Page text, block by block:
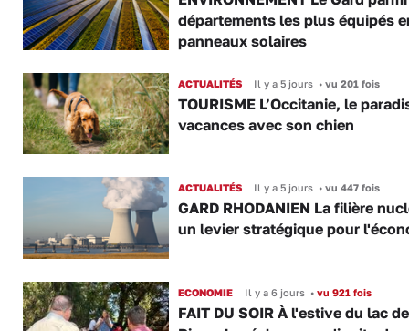
départements les plus équipés
panneaux solaires
ACTUALITÉS Il y a 5 jours •vu 201 fois
TOURISME L’Occitanie, le
vacances avec son chien
ACTUALITÉS Il y a 5 jours •vu 447 fois
GARD RHODANIEN La filière
un levier stratégique pour
ECONOMIE Il y a 6 jours •vu 921 fois
FAIT DU SOIR À l'estive du lac